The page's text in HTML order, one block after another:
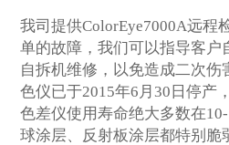
我司提供ColorEye7000A远程
单的故障，我们可以指导客户
自拆机维修，以免造成二次伤
色仪已于2015年6月30日停产
色差仪使用寿命绝大多数在
球涂层、反射板涂层都特别脆